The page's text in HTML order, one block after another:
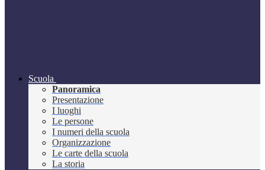
Scuola
Panoramica
Presentazione
I luoghi
Le persone
I numeri della scuola
Organizzazione
Le carte della scuola
La storia